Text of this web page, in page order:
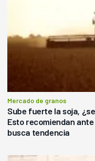
Mercado de granos
Sube fuerte la soja,
Esto recomiendan
busca tendencia